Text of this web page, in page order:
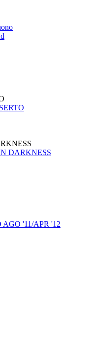
DARKNESS
'11/APR '12